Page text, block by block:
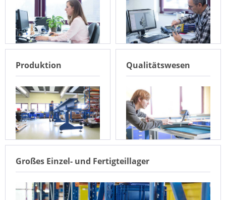
Produktion Qualitätswesen
Großes Einzel- und Fertigteillager